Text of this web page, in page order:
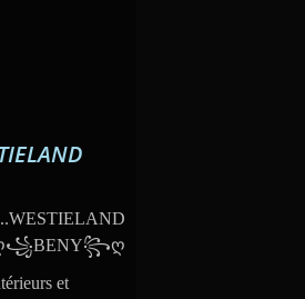
et